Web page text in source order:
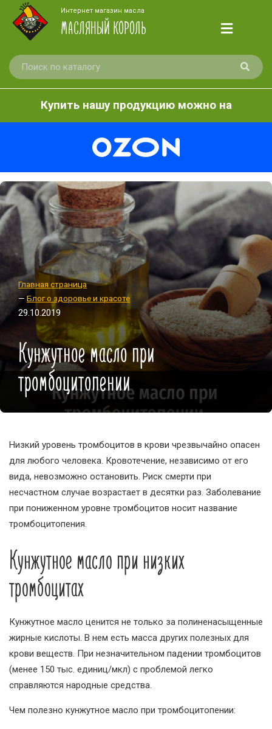
Интернет магазин масла
МАСЛЯНЫЙ КОРОЛЬ
Купить нашу продукцию можно на
Главная страница
— Блог о здоровье и красоте
29.10.2019
Кунжутное масло при
тромбоцитопении
Низкий уровень тромбоцитов в крови чрезвычайно опасен
для любого человека. Кровотечение, независимо от его
вида, невозможно остановить. Риск смерти при
несчастном случае возрастает в десятки раз. Заболевание
при пониженном уровне тромбоцитов носит название
тромбоцитопения.
Кунжутное масло при низких
тромбоцитах
Кунжутное масло ценится не только за полиненасыщенные
жирные кислоты. В нем есть масса других полезных для
крови веществ. При незначительном падении тромбоцитов
(менее 150 тыс. единиц/мкл) с проблемой легко
справляются народные средства.
Чем полезно кунжутное масло при тромбоцитопении: